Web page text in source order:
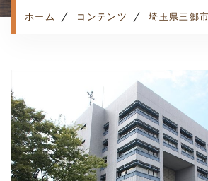
コンテンツ
利用規約
プライバシーポリシー
ホーム コンテンツ